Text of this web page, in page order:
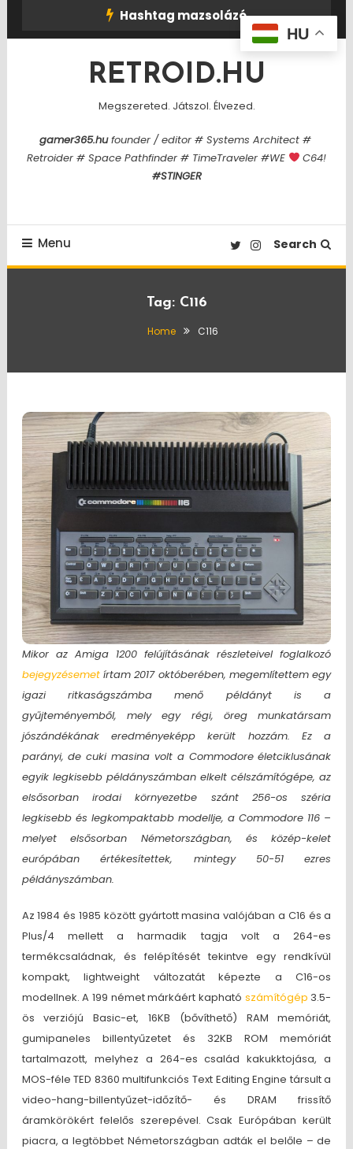
Hashtag mazsolázó
RETROID.HU
Megszereted. Játszol. Élvezed.
gamer365.hufounder / editor # Systems Architect #
Retroider # Space Pathfinder # TimeTraveler #WE
C64!
#STINGER
Menu Search
Tag: C116
Home C116
Mikor az Amiga 1200 felújításának részleteivel foglalkozó
bejegyzésemetírtam 2017 októberében, megemlítettem egy
igazi ritkaságszámba menő példányt is a
gyűjteményemből, mely egy régi, öreg munkatársam
jószándékának eredményeképp került hozzám. Ez a
parányi, de cuki masina volt a Commodore életciklusának
egyik legkisebb példányszámban elkelt célszámítógépe, az
elsősorban irodai környezetbe szánt 256-os széria
legkisebb és legkompaktabb modellje, a Commodore 116 –
melyet elsősorban Németországban, és közép-kelet
európában értékesítettek, mintegy 50-51 ezres
példányszámban.
Az 1984 és 1985 között gyártott masina valójában a C16 és a
Plus/4 mellett a harmadik tagja volt a 264-es
termékcsaládnak, és felépítését tekintve egy rendkívül
kompakt, lightweight változatát képezte a C16-os
modellnek. A 199 német márkáért kapható számítógép 3.5-
ös verziójú Basic-et, 16KB (bővíthető) RAM memóriát,
gumipaneles billentyűzetet és 32KB ROM memóriát
tartalmazott, melyhez a 264-es család kakukktojása, a
MOS-féle TED 8360 multifunkciós Text Editing Engine társult a
video-hang-billentyűzet-időzítő- és DRAM frissítő
áramkörökért felelős szerepével. Csak Európában került
piacra, a legtöbbet Németországban adták el belőle – de
HU